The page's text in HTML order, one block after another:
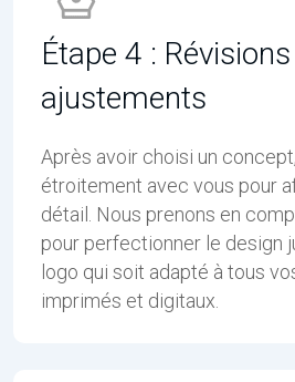
Étape 4 :
ajustements
Après avoir choisi un
étroitement avec vous pour
détail. Nous prenons en
pour perfectionner le design
logo qui soit adapté à tous
imprimés et digitaux.